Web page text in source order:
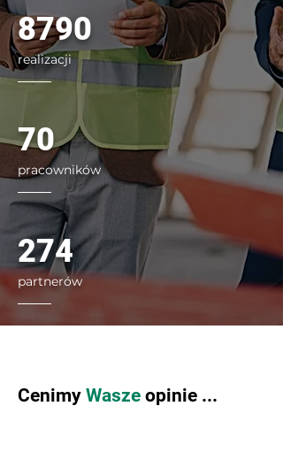
8790
realizacji
70
pracowników
274
partnerów
Cenimy Wasze opinie ...